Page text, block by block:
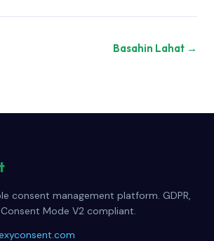
Basahin Lahat →
consent management platform. GDPR,
Consent Mode V2 compliant.